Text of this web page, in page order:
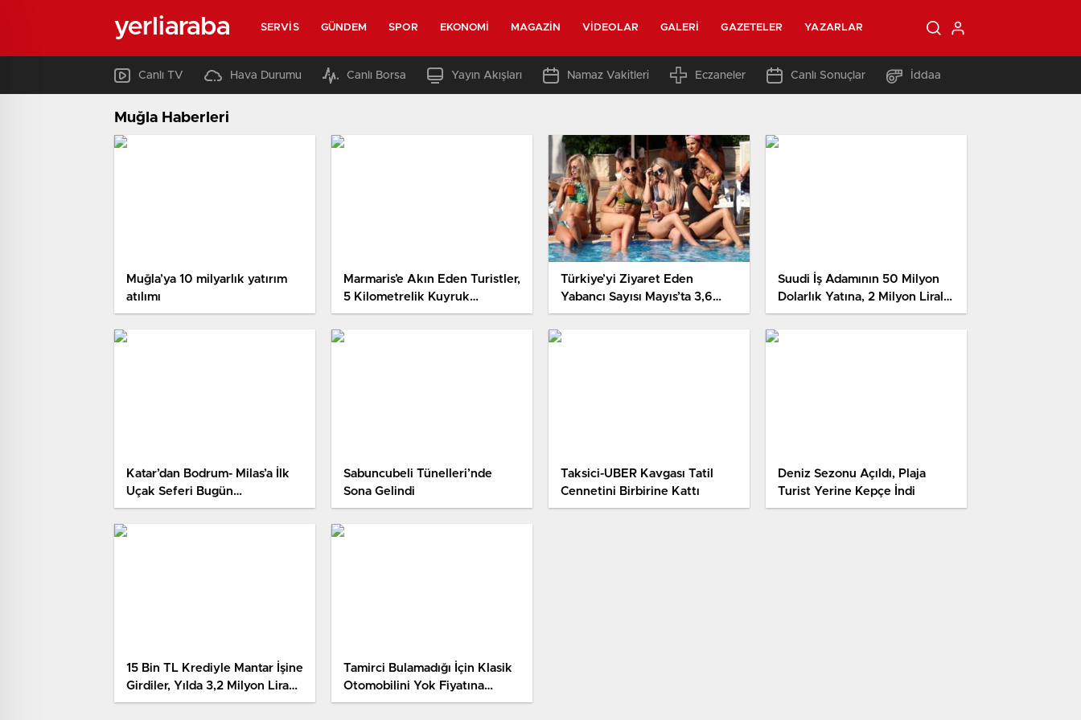
yerliaraba SERVIS GÜNDEM SPOR EKONOMI MAGAZIN VIDEOLAR GALERI GAZETELER YAZARLAR
Canlı TV Hava Durumu Canlı Borsa Yayın Akışları Namaz Vakitleri Eczaneler Canlı Sonuçlar İddaa
Muğla Haberleri
Muğla’ya 10 milyarlık yatırım
atılımı
Marmaris’e Akın Eden Turistler,
5 Kilometrelik Kuyruk
Oluşturdu
Türkiye’yi Ziyaret Eden
Yabancı Sayısı Mayıs’ta 3,6
Milyon Oldu
Suudi İş Adamının 50 Milyon
Dolarlık Yatına, 2 Milyon Liralık
Yakıt Takviyesi Yapıldı
Katar’dan Bodrum- Milas’a İlk
Uçak Seferi Bugün
Gerçekleştirildi
Sabuncubeli Tünelleri’nde
Sona Gelindi
Taksici-UBER Kavgası Tatil
Cennetini Birbirine Kattı
Deniz Sezonu Açıldı, Plaja
Turist Yerine Kepçe İndi
15 Bin TL Krediyle Mantar İşine
Girdiler, Yılda 3,2 Milyon Lira
Kazanıyorlar
Tamirci Bulamadığı İçin Klasik
Otomobilini Yok Fiyatına
Satıyor